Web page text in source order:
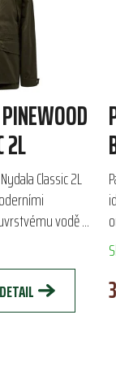
2L
Classic 2L
vodě a
membránou a
DETAIL